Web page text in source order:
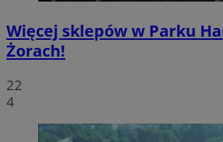
Więcej sklepów w Parku
Żorach!
22
4